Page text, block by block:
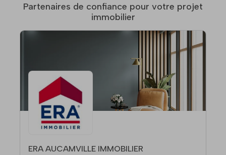
Partenaires de confiance pour votre projet
immobilier
ERA AUCAMVILLE IMMOBILIER